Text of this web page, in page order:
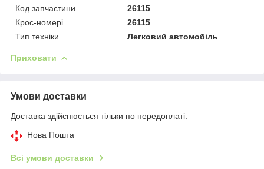
Код запчастини
26115
Крос-номері
26115
Тип техніки
Легковий автомобіль
Приховати
Умови доставки
Доставка здійснюється тільки по передоплаті.
Нова Пошта
Всі умови доставки